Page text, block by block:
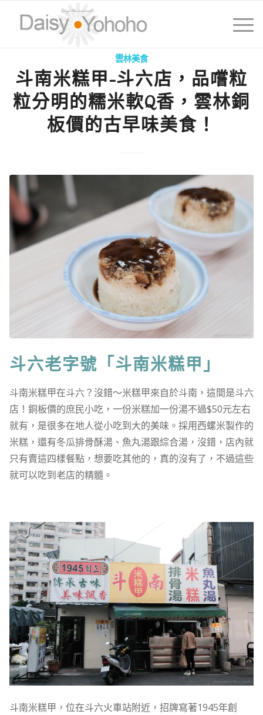
雲林美食
斗南米糕甲-斗六店，品嚐粒
粒分明的糯米軟Q香，雲林銅
板價的古早味美食！
斗六老字號「斗南米糕甲」
斗南米糕甲在斗六？沒錯～米糕甲來自於斗南，這間是斗六
店！銅板價的庶民小吃，一份米糕加一份湯不過$50元左右
就有，是很多在地人從小吃到大的美味。採用西螺米製作的
米糕，還有冬瓜排骨酥湯、魚丸湯跟綜合湯，沒錯，店內就
只有賣這四樣餐點，想要吃其他的，真的沒有了，不過這些
就可以吃到老店的精髓。
斗南米糕甲，位在斗六火車站附近，招牌寫著1945年創